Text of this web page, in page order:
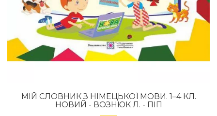
МІЙ СЛОВНИК З НІМЕЦЬКОЇ МОВИ. 1–4 КЛ.
НОВИЙ - ВОЗНЮК Л. - ПІП